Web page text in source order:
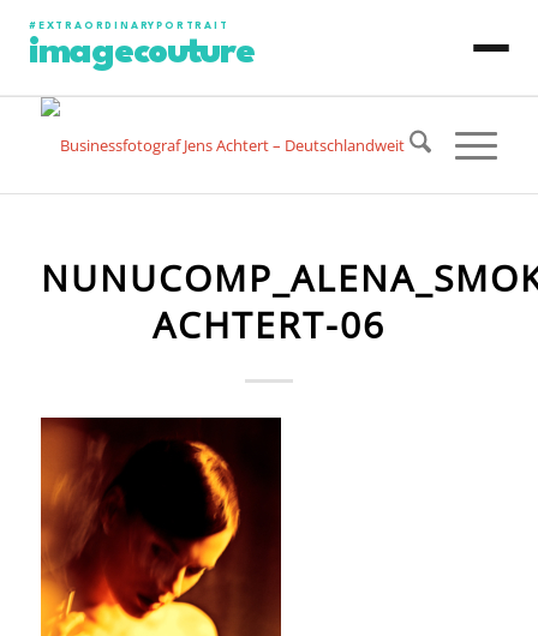
#EXTRAORDINARYPORTRAIT
imagecouture
PHOTO PORTRAIT
ART PORTRAIT
SPECIAL PROJECT
COLLABORATION
ACHTERT-06